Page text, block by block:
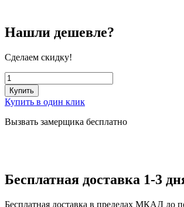
Нашли дешевле?
Сделаем скидку!
Купить
Купить в один клик
Вызвать замерщика бесплатно
Бесплатная доставка 1-3
Бесплатная доставка в пределах МКАД до